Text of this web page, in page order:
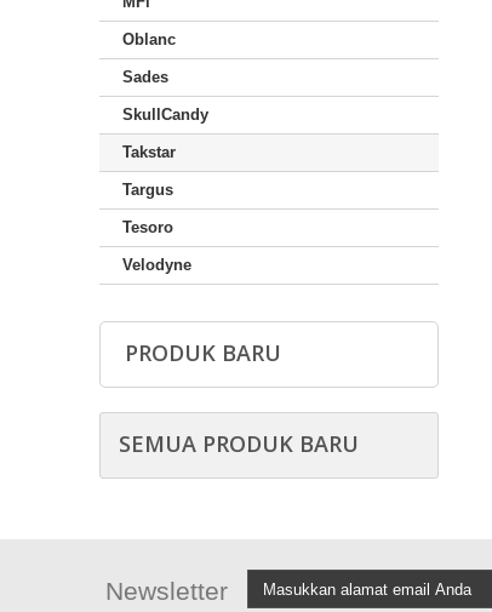
Oblanc
Sades
SkullCandy
Takstar
Targus
Tesoro
Velodyne
PRODUK BARU
SEMUA PRODUK BARU
Newsletter